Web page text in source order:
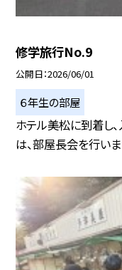
修学旅行No.9
公開日 2026/06/01
６年生の部屋
ホテル美松に到着し
は、部屋長会を行いま